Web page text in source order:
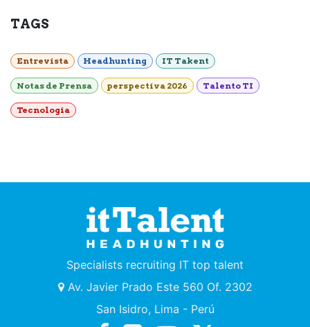
TAGS
Entrevista Headhunting IT Takent
Notas de Prensa perspectiva 2026 Talento TI
Tecnología
Specialists recruiting IT top talent
Av. Javier Prado Este 560 Of. 2302
San Isidro, Lima - Perú